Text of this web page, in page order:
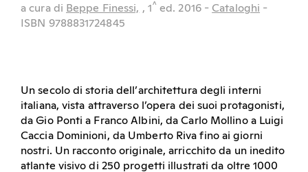
a cura di Beppe Finessi, , 1^ ed. 2016 - Cataloghi -
ISBN 9788831724845
Un secolo di storia dell’architettura degli interni
italiana, vista attraverso l’opera dei suoi protagonisti,
da Gio Ponti a Franco Albini, da Carlo Mollino a Luigi
Caccia Dominioni, da Umberto Riva fino ai giorni
nostri. Un racconto originale, arricchito da un inedito
atlante visivo di 250 progetti illustrati da oltre 1000